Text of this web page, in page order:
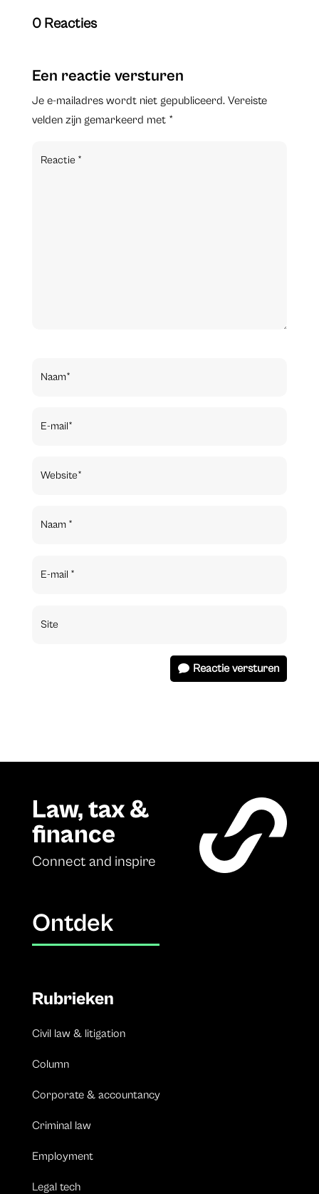
0 Reacties
Een reactie versturen
Je e-mailadres wordt niet gepubliceerd. Vereiste
velden zijn gemarkeerd met *
Reactie versturen
Law, tax &
finance
Connect and inspire
Ontdek
Rubrieken
Civil law & litigation
Column
Corporate & accountancy
Criminal law
Employment
Legal tech